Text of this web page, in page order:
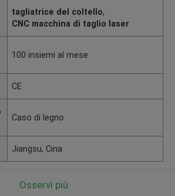
tagliatrice del coltello,
CNC macchina di taglio laser
100 insiemi al mese
CE
Caso di legno
Jiangsu, Cina
Osservi più